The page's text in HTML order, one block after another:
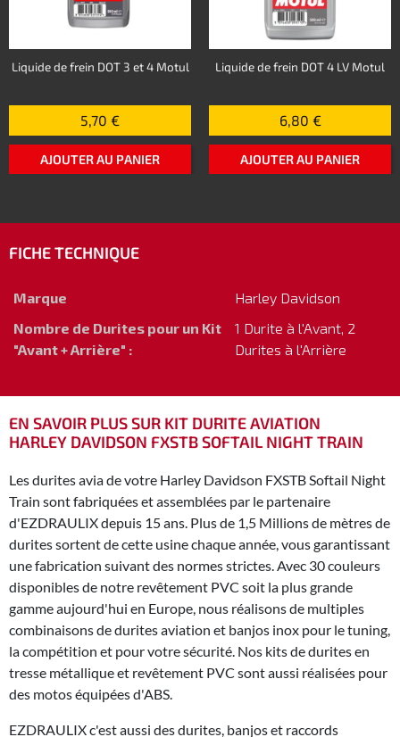
Liquide de frein DOT 3 et 4 Motul
5,70 €
AJOUTER AU PANIER
Liquide de frein DOT 4 LV Motul
6,80 €
AJOUTER AU PANIER
FICHE TECHNIQUE
Marque
Harley Davidson
Nombre de Durites pour un Kit
"Avant + Arrière" :
1 Durite à l'Avant, 2
Durites à l'Arrière
EN SAVOIR PLUS SUR KIT DURITE AVIATION
HARLEY DAVIDSON FXSTB SOFTAIL NIGHT TRAIN
Les durites avia de votre Harley Davidson FXSTB Softail Night
Train sont fabriquées et assemblées par le partenaire
d'EZDRAULIX depuis 15 ans. Plus de 1,5 Millions de mètres de
durites sortent de cette usine chaque année, vous garantissant
une fabrication suivant des normes strictes. Avec 30 couleurs
disponibles de notre revêtement PVC soit la plus grande
gamme aujourd'hui en Europe, nous réalisons de multiples
combinaisons de durites aviation et banjos inox pour le tuning,
la compétition et pour votre sécurité. Nos kits de durites en
tresse métallique et revêtement PVC sont aussi réalisées pour
des motos équipées d'ABS.
EZDRAULIX c'est aussi des durites, banjos et raccords